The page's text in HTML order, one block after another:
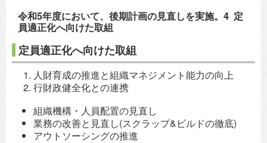
令和5年度において、後期計画の見直しを実施。4 定
員適正化へ向けた取組
定員適正化へ向けた取組
人財育成の推進と組織マネジメント能力の向上
行財政健全化との連携
組織機構・人員配置の見直し
業務の改善と見直し(スクラップ&ビルドの徹底)
アウトソーシングの推進